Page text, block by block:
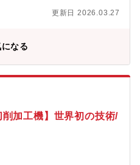
。《おすすめポイント》★複合
ループの事業領域～
loc/jigyo/index.html
更新日 2026.03.27
なる
加工機】世界初の技術/